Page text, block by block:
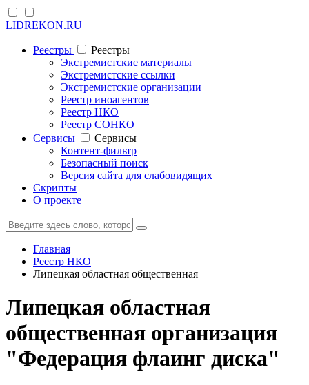
LIDREKON.RU
Реестры
Реестры
Экстремистские материалы
Экстремистские ссылки
Экстремистские организации
Реестр иноагентов
Реестр НКО
Реестр СОНКО
Cервисы
Cервисы
Контент-фильтр
Безопасный поиск
Версия сайта для слабовидящих
Скрипты
О проекте
Главная
Реестр НКО
Липецкая областная общественная
Липецкая областная
общественная организация
"Федерация флаинг диска"